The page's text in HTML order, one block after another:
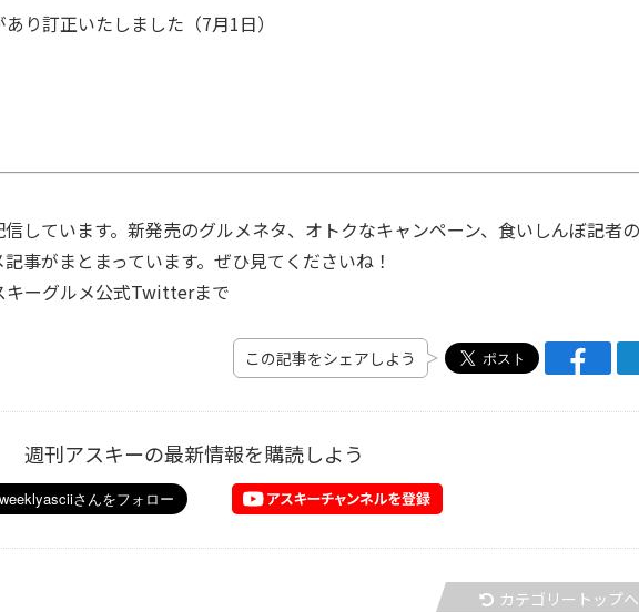
り訂正いたしました（7月1日）
しています。新発売のグルメネタ、オトクなキャンペーン、食いしんぼ記者
事がまとまっています。ぜひ見てくださいね！
キーグルメ公式Twitterまで
この記事をシェアしよう
週刊アスキーの最新情報を購読しよう
カテゴリートップへ